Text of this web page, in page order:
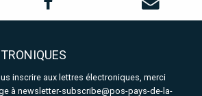
inscrire aux lettres électroniques, merci
à newsletter-subscribe@pos-pays-de-la-